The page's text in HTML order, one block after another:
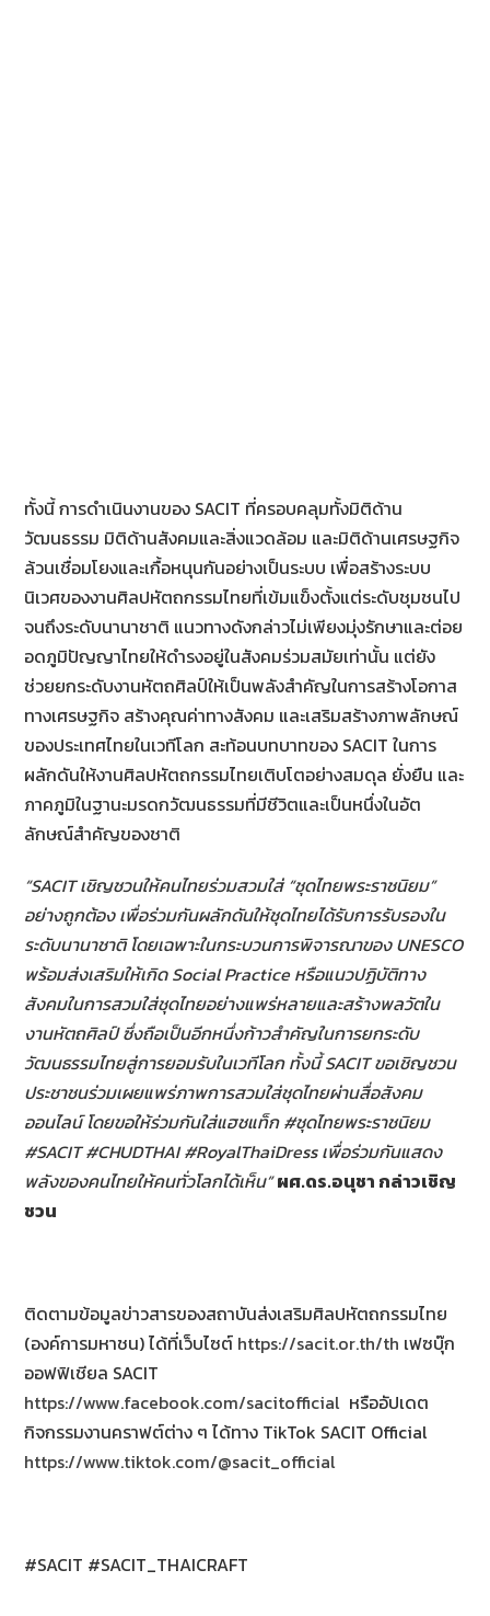
ทั้งนี้ การดำเนินงานของ SACIT ที่ครอบคลุมทั้งมิติด้าน
วัฒนธรรม มิติด้านสังคมและสิ่งแวดล้อม และมิติด้านเศรษฐกิจ
ล้วนเชื่อมโยงและเกื้อหนุนกันอย่างเป็นระบบ เพื่อสร้างระบบ
นิเวศของงานศิลปหัตถกรรมไทยที่เข้มแข็งตั้งแต่ระดับชุมชนไป
จนถึงระดับนานาชาติ แนวทางดังกล่าวไม่เพียงมุ่งรักษาและต่อย
อดภูมิปัญญาไทยให้ดำรงอยู่ในสังคมร่วมสมัยเท่านั้น แต่ยัง
ช่วยยกระดับงานหัตถศิลป์ให้เป็นพลังสำคัญในการสร้างโอกาส
ทางเศรษฐกิจ สร้างคุณค่าทางสังคม และเสริมสร้างภาพลักษณ์
ของประเทศไทยในเวทีโลก สะท้อนบทบาทของ SACIT ในการ
ผลักดันให้งานศิลปหัตถกรรมไทยเติบโตอย่างสมดุล ยั่งยืน และ
ภาคภูมิในฐานะมรดกวัฒนธรรมที่มีชีวิตและเป็นหนึ่งในอัต
ลักษณ์สำคัญของชาติ
“SACIT เชิญชวนให้คนไทยร่วมสวมใส่“ชุดไทยพระราชนิยม”
อย่างถูกต้อง เพื่อร่วมกันผลักดันให้ชุดไทยได้รับการรับรองใน
ระดับนานาชาติ โดยเฉพาะในกระบวนการพิจารณาของUNESCO
พร้อมส่งเสริมให้เกิด Social Practice หรือแนวปฏิบัติทาง
สังคมในการสวมใส่ชุดไทยอย่างแพร่หลายและสร้างพลวัตใน
งานหัตถศิลป์ ซึ่งถือเป็นอีกหนึ่งก้าวสำคัญในการยกระดับ
วัฒนธรรมไทยสู่การยอมรับในเวทีโลก ทั้งนี้SACITขอเชิญชวน
ประชาชนร่วมเผยแพร่ภาพการสวมใส่ชุดไทยผ่านสื่อสังคม
ออนไลน์ โดยขอให้ร่วมกันใส่แฮชแท็ก#ชุดไทยพระราชนิยม
#SACIT #CHUDTHAI #RoyalThaiDress เพื่อร่วมกันแสดง
พลังของคนไทยให้คนทั่วโลกได้เห็น”ผศ.ดร.อนุชา กล่าวเชิญ
ชวน
ติดตามข้อมูลข่าวสารของสถาบันส่งเสริมศิลปหัตถกรรมไทย
(องค์การมหาชน) ได้ที่เว็บไซต์ https://sacit.or.th/th เฟซบุ๊ก
ออฟฟิเชียล SACIT
https://www.facebook.com/sacitofficial หรืออัปเดต
กิจกรรมงานคราฟต์ต่าง ๆ ได้ทาง TikTok SACIT Official
https://www.tiktok.com/@sacit_official
#SACIT #SACIT_THAICRAFT